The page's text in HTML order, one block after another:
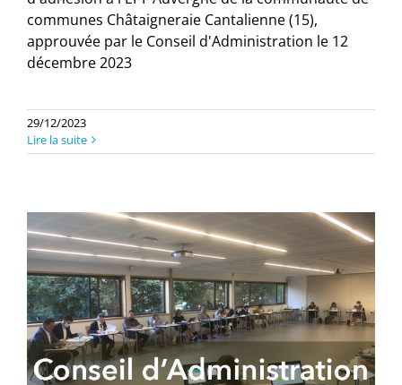
communes Châtaigneraie Cantalienne (15),
approuvée par le Conseil d'Administration le 12
décembre 2023
29/12/2023
Lire la suite